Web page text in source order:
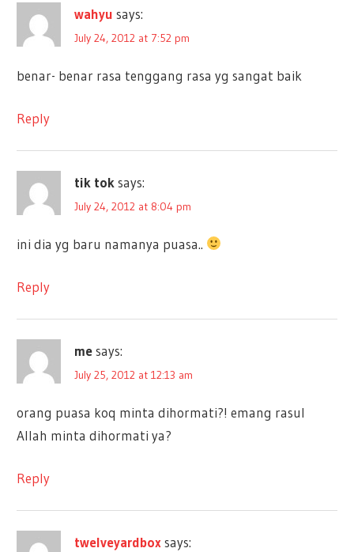
wahyu says:
July 24, 2012 at 7:52 pm
benar- benar rasa tenggang rasa yg sangat baik
Reply
tik tok says:
July 24, 2012 at 8:04 pm
ini dia yg baru namanya puasa..
Reply
me says:
July 25, 2012 at 12:13 am
orang puasa koq minta dihormati?! emang rasul
Allah minta dihormati ya?
Reply
twelveyardbox says: